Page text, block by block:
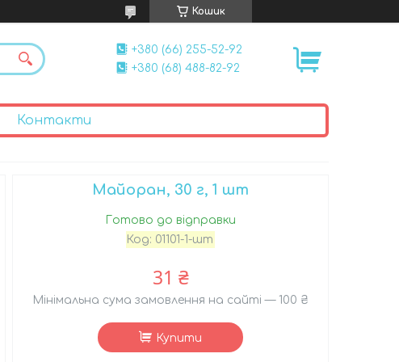
Кошик
+380 (66) 255-52-92
+380 (68) 488-82-92
Контакти
Майоран, 30 г, 1 шт
Готово до відправки
Код: 01101-1-шт
31 ₴
Мінімальна сума замовлення на сайті — 100 ₴
Купити